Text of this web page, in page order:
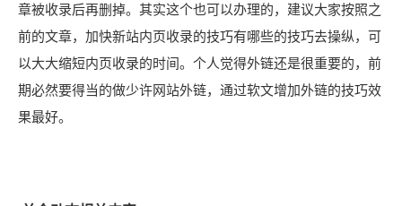
章被收录后再删掉。其实这个也可以办理的，建议大家按照之
前的文章，加快新站内页收录的技巧有哪些的技巧去操纵，可
以大大缩短内页收录的时间。个人觉得外链还是很重要的，前
期必然要得当的做少许网站外链，通过软文增加外链的技巧效
果最好。